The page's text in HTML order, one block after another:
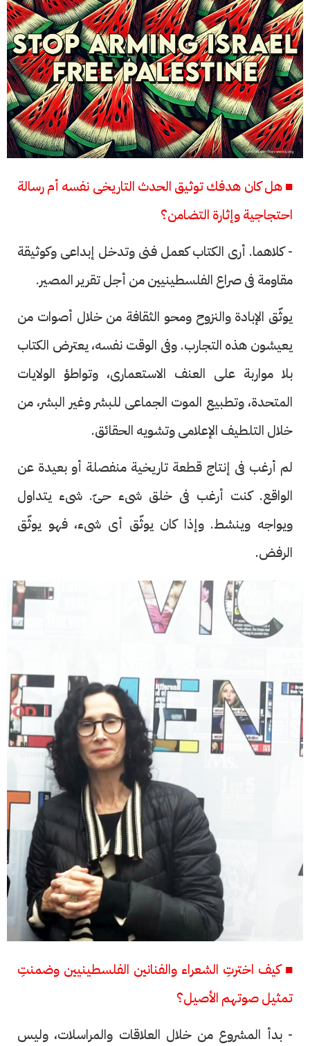
■ هل كان هدفك توثيق الحدث التاريخى نفسه أم رسالة
احتجاجية وإثارة التضامن؟
- كلاهما. أرى الكتاب كعمل فنى وتدخل إبداعى وكوثيقة
مقاومة فى صراع الفلسطينيين من أجل تقرير المصير.
يوثّق الإبادة والنزوح ومحو الثقافة من خلال أصوات من
يعيشون هذه التجارب. وفى الوقت نفسه، يعترض الكتاب
بلا مواربة على العنف الاستعمارى، وتواطؤ الولايات
المتحدة، وتطبيع الموت الجماعى للبشر وغير البشر، من
خلال التلطيف الإعلامى وتشويه الحقائق.
لم أرغب فى إنتاج قطعة تاريخية منفصلة أو بعيدة عن
الواقع. كنت أرغب فى خلق شىء حىّ. شىء يتداول
ويواجه وينشط. وإذا كان يوثّق أى شىء، فهو يوثّق
الرفض.
■ كيف اخترتِ الشعراء والفنانين الفلسطينيين وضمنتِ
تمثيل صوتهم الأصيل؟
- بدأ المشروع من خلال العلاقات والمراسلات، وليس